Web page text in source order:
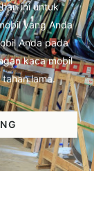
ini untuk
yang Anda
Anda pada
kaca mobil
lama.